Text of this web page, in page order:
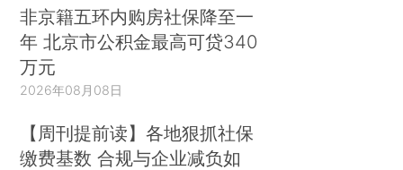
非京籍五环内购房社保降至一
年 北京市公积金最高可贷340
万元
2026年08月08日
【周刊提前读】各地狠抓社保
缴费基数 合规与企业减负如